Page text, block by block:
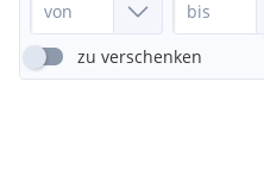
zu verschenken